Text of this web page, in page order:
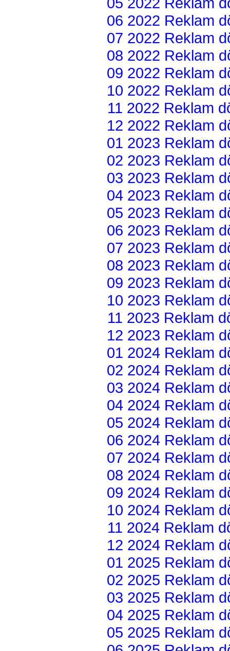
06 2022 Reklam
07 2022 Reklam
08 2022 Reklam
09 2022 Reklam
10 2022 Reklam
11 2022 Reklam
12 2022 Reklam
01 2023 Reklam
02 2023 Reklam
03 2023 Reklam
04 2023 Reklam
05 2023 Reklam
06 2023 Reklam
07 2023 Reklam
08 2023 Reklam
09 2023 Reklam
10 2023 Reklam
11 2023 Reklam
12 2023 Reklam
01 2024 Reklam
02 2024 Reklam
03 2024 Reklam
04 2024 Reklam
05 2024 Reklam
06 2024 Reklam
07 2024 Reklam
08 2024 Reklam
09 2024 Reklam
10 2024 Reklam
11 2024 Reklam
12 2024 Reklam
01 2025 Reklam
02 2025 Reklam
03 2025 Reklam
04 2025 Reklam
05 2025 Reklam